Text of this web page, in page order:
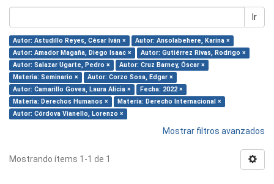
Ir
Autor: Astudillo Reyes, César Iván ×
Autor: Ansolabehere, Karina ×
Autor: Amador Magaña, Diego Isaac ×
Autor: Gutiérrez Rivas, Rodrigo ×
Autor: Salazar Ugarte, Pedro ×
Autor: Cruz Barney, Óscar ×
Materia: Seminario ×
Autor: Corzo Sosa, Edgar ×
Autor: Camarillo Govea, Laura Alicia ×
Fecha: 2022 ×
Materia: Derechos Humanos ×
Materia: Derecho Internacional ×
Autor: Córdova Vianello, Lorenzo ×
Mostrar filtros avanzados
Mostrando ítems 1-1 de 1